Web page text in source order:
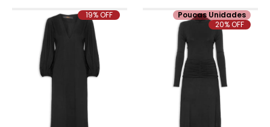
19% OFF
Poucas Unidades
20% OFF